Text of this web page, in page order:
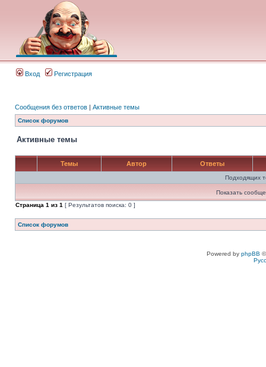
Вход Регистрация
Сообщения без ответов | Активные темы
Список форумов
Активные темы
Темы Автор Ответы
Подходящих
Показать
Страница 1 из 1 [ Результатов поиска: 0 ]
Список форумов
Powered by phpBB